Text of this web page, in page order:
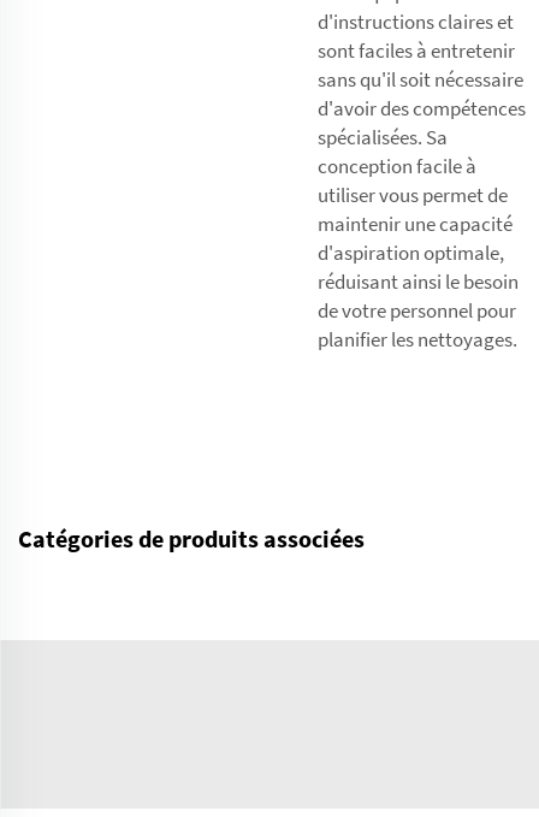
d'instructions claires et
sont faciles à entretenir
sans qu'il soit nécessaire
d'avoir des compétences
spécialisées. Sa
conception facile à
utiliser vous permet de
maintenir une capacité
d'aspiration optimale,
réduisant ainsi le besoin
de votre personnel pour
planifier les nettoyages.
Catégories de produits associées